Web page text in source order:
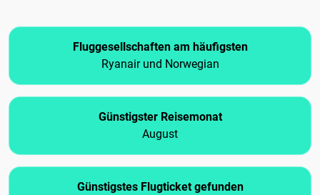
Fluggesellschaften am häufigsten
Ryanair und Norwegian
Günstigster Reisemonat
August
Günstigstes Flugticket gefunden